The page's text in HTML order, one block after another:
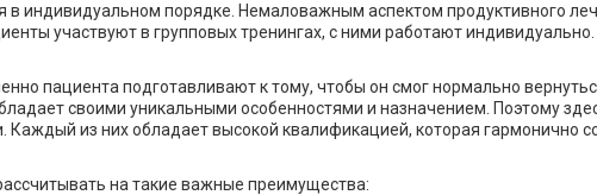
индивидуальном порядке. Немаловажным аспектом продуктивного
участвуют в групповых тренингах, с ними работают
пациента подготавливают к тому, чтобы он смог нормально
своими уникальными особенностями и назначением. Поэтому
из них обладает высокой квалификацией, которая гармонично
на такие важные преимущества: